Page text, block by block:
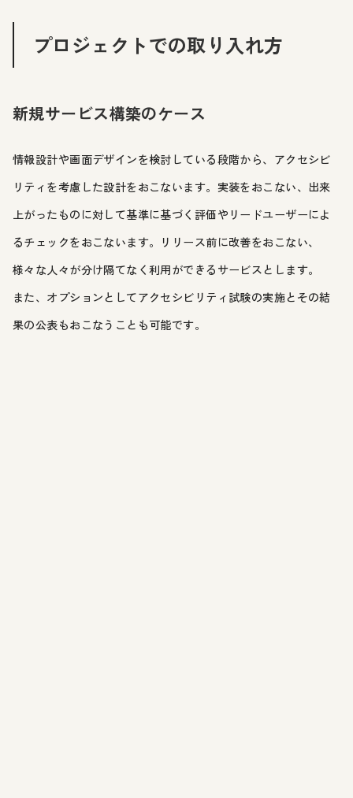
プロジェクトでの取り入れ方
新規サービス構築のケース
情報設計や画面デザインを検討している段階から、アクセシビ
リティを考慮した設計をおこないます。実装をおこない、出来
上がったものに対して基準に基づく評価やリードユーザーによ
るチェックをおこないます。リリース前に改善をおこない、
様々な人々が分け隔てなく利用ができるサービスとします。
また、オプションとしてアクセシビリティ試験の実施とその結
果の公表もおこなうことも可能です。